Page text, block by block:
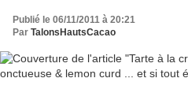
Publié le 06/11/2011 à 20:21
Par TalonsHautsCacao